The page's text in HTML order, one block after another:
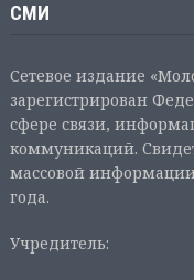
СМИ
Сетевое издание
зарегистрирован
сфере связи,
коммуникаций.
массовой
года.
Учредитель: